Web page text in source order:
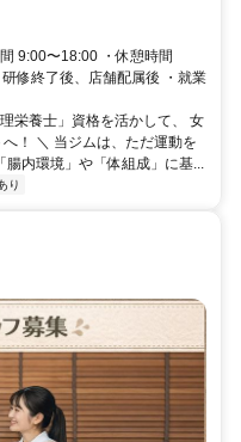
9:00〜18:00 ・休憩時間
修終了後、店舗配属後 ・就業
栄養士」資格を活かして、 女
！ ＼ 当ジムは、ただ運動を
内環境」や「体組成」に基...
り